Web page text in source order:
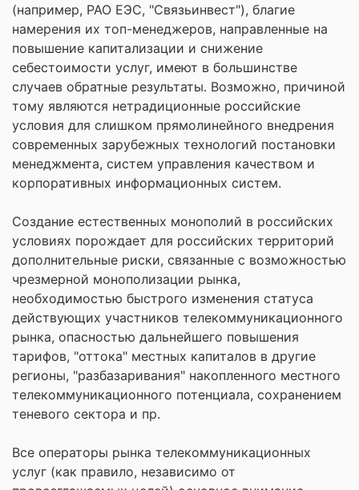
(например, РАО ЕЭС, "Связьинвест"), благие
намерения их топ-менеджеров, направленные на
повышение капитализации и снижение
себестоимости услуг, имеют в большинстве
случаев обратные результаты. Возможно, причиной
тому являются нетрадиционные российские
условия для слишком прямолинейного внедрения
современных зарубежных технологий постановки
менеджмента, систем управления качеством и
корпоративных информационных систем.
Создание естественных монополий в российских
условиях порождает для российских территорий
дополнительные риски, связанные с возможностью
чрезмерной монополизации рынка,
необходимостью быстрого изменения статуса
действующих участников телекоммуникационного
рынка, опасностью дальнейшего повышения
тарифов, "оттока" местных капиталов в другие
регионы, "разбазаривания" накопленного местного
телекоммуникационного потенциала, сохранением
теневого сектора и пр.
Все операторы рынка телекоммуникационных
услуг (как правило, независимо от